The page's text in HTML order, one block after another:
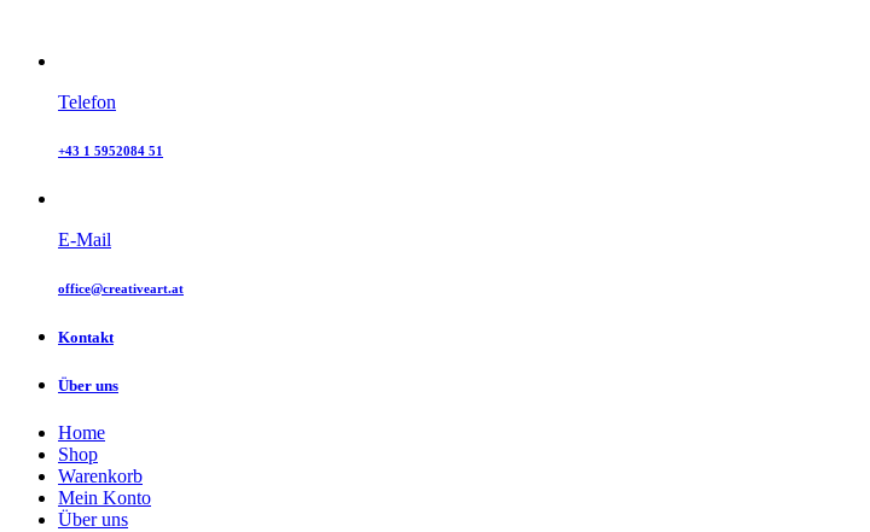
Telefon
+43 1 5952084 51
E-Mail
office@creativeart.at
Kontakt
Über uns
Home
Shop
Warenkorb
Mein Konto
Über uns